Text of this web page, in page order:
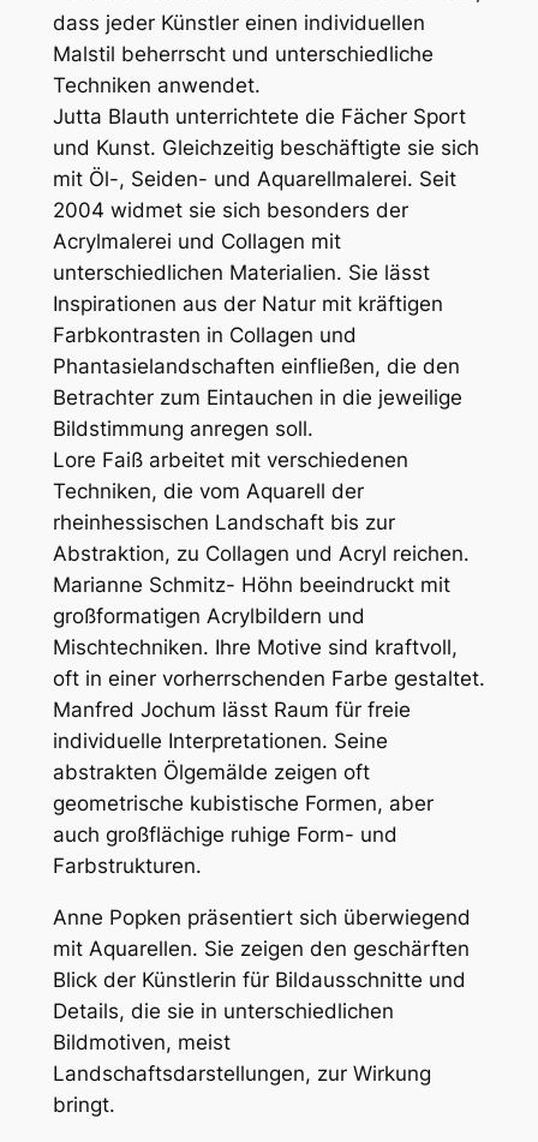
dass jeder Künstler einen individuellen
Malstil beherrscht und unterschiedliche
Techniken anwendet.
Jutta Blauth unterrichtete die Fächer Sport
und Kunst. Gleichzeitig beschäftigte sie sich
mit Öl-, Seiden- und Aquarellmalerei. Seit
2004 widmet sie sich besonders der
Acrylmalerei und Collagen mit
unterschiedlichen Materialien. Sie lässt
Inspirationen aus der Natur mit kräftigen
Farbkontrasten in Collagen und
Phantasielandschaften einfließen, die den
Betrachter zum Eintauchen in die jeweilige
Bildstimmung anregen soll.
Lore Faiß arbeitet mit verschiedenen
Techniken, die vom Aquarell der
rheinhessischen Landschaft bis zur
Abstraktion, zu Collagen und Acryl reichen.
Marianne Schmitz- Höhn beeindruckt mit
großformatigen Acrylbildern und
Mischtechniken. Ihre Motive sind kraftvoll,
oft in einer vorherrschenden Farbe gestaltet.
Manfred Jochum lässt Raum für freie
individuelle Interpretationen. Seine
abstrakten Ölgemälde zeigen oft
geometrische kubistische Formen, aber
auch großflächige ruhige Form- und
Farbstrukturen.
Anne Popken präsentiert sich überwiegend
mit Aquarellen. Sie zeigen den geschärften
Blick der Künstlerin für Bildausschnitte und
Details, die sie in unterschiedlichen
Bildmotiven, meist
Landschaftsdarstellungen, zur Wirkung
bringt.